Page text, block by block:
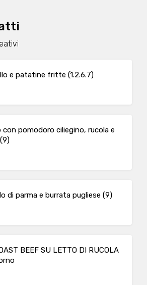
e patatine fritte (1.2.6.7)
con pomodoro ciliegino, rucola e
di parma e burrata pugliese (9)
BEEF SU LETTO DI RUCOLA